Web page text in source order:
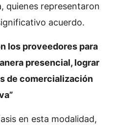
quienes representaron
acuerdo.
los proveedores para
presencial, lograr
de comercialización
en esta modalidad,